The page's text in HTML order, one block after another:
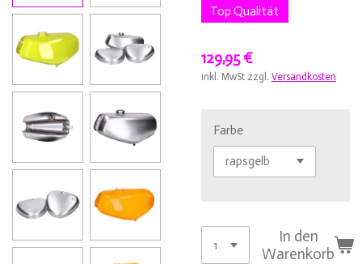
Top Qualität
129,95 €
inkl. MwSt zzgl. Versandkosten
Farbe
In den
Warenkorb